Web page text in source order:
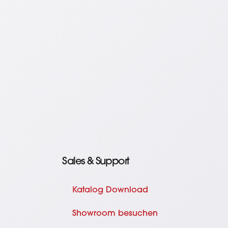
Sales & Support
Katalog Download
Showroom besuchen